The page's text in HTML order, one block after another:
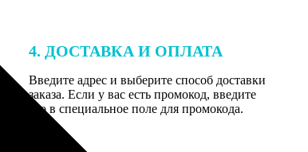
4. ДОСТАВКА И ОПЛАТА
Введите адрес и выберите способ доставки
заказа. Если у вас есть промокод, введите
его в специальное поле для промокода.